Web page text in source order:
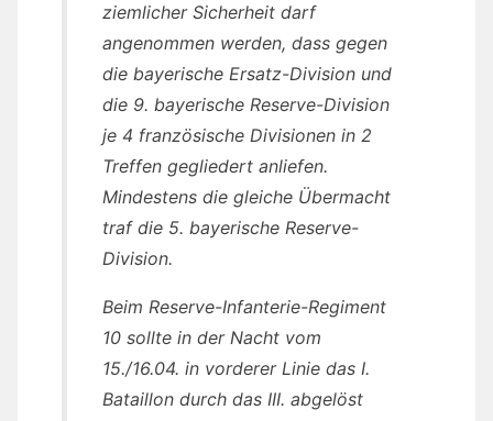
ziemlicher Sicherheit darf
angenommen werden, dass gegen
die bayerische Ersatz-Division und
die 9. bayerische Reserve-Division
je 4 französische Divisionen in 2
Treffen gegliedert anliefen.
Mindestens die gleiche Übermacht
traf die 5. bayerische Reserve-
Division.
Beim Reserve-Infanterie-Regiment
10 sollte in der Nacht vom
15./16.04. in vorderer Linie das I.
Bataillon durch das III. abgelöst